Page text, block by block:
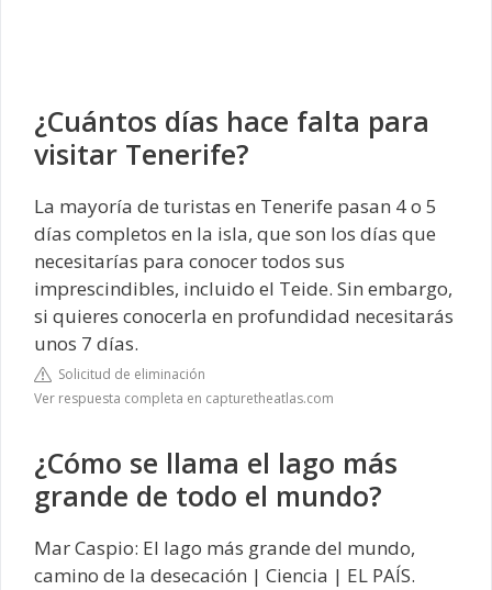
¿Cuántos días hace falta para
visitar Tenerife?
La mayoría de turistas en Tenerife pasan 4 o 5
días completos en la isla, que son los días que
necesitarías para conocer todos sus
imprescindibles, incluido el Teide. Sin embargo,
si quieres conocerla en profundidad necesitarás
unos 7 días.
Solicitud de eliminación
Ver respuesta completa en capturetheatlas.com
¿Cómo se llama el lago más
grande de todo el mundo?
Mar Caspio: El lago más grande del mundo,
camino de la desecación | Ciencia | EL PAÍS.